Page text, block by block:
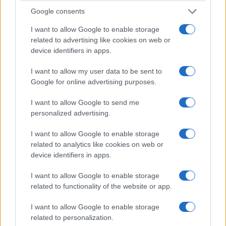
Google consents
I want to allow Google to enable storage
related to advertising like cookies on web or
device identifiers in apps.
I want to allow my user data to be sent to
Google for online advertising purposes.
I want to allow Google to send me
personalized advertising.
I want to allow Google to enable storage
related to analytics like cookies on web or
device identifiers in apps.
I want to allow Google to enable storage
related to functionality of the website or app.
I want to allow Google to enable storage
related to personalization.
Κιλκίς, όπου πρωτοσυνάντησα την
άγρια ρίγανη
(Origanum vulgaris)
και από το σπίτι του φίλουΔημήτρη Ατματζίδη
Η μάνα του λοιπόν, ενώ καθάριζε το κήπο από
τα χόρτα, είδε να κρατάω στα χέρια μου το
μπουκέτο με τις κόκκινες ρίγανες και με
συνεχάρη που μάζεψα όπως είπε,το ποντιακό
και αμέσως συμπλήρωσε πως αυτό το τσάι
το χρησιμοποιούσαν στον Πόντο κατά της
ματσάκι αυτό ήταν ρίγανη και πως το μπέρδευε η
γιαγιά Ατματζίδου. Έλα όμως που η γιαγιά ήταν
Ερευνώντας βιβλιογραφικά το
φυτό, διαπίστωσα πως πράγματι
αυτή η ρίγανη είχε μπει στο